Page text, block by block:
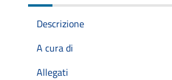
Descrizione
A cura di
Allegati